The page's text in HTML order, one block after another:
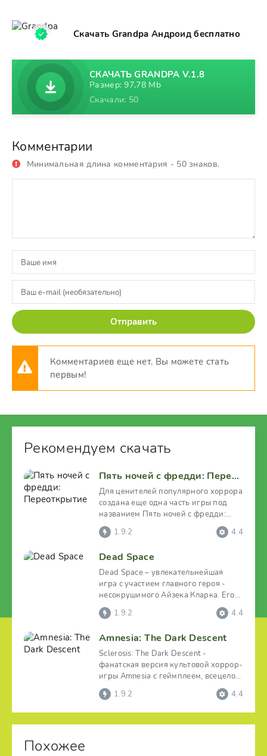
Скачать Grandpa Андроид бесплатно
СКАЧАТЬ GRANDPA V.1.8
Размер: 97,78 Mb
Скачали: 50
Комментарии
Минимальная длина комментария - 50 знаков.
Отправить
Комментариев еще нет. Вы можете стать
первым!
Рекомендуем скачать
Пять ночей с фредди: Переоткрытие
Для ценителей популярного хоррора
создана еще одна часть игры под
названием Пять ночей с фредди:
Переоткрытие. Здесь
1.9.2 4.4
Dead Space
Dead Space – увлекательнейшая
игра с участием главного героя -
несокрушимого Айзека Кларка. Его
отправляют на далёкую
1.9.2 4.4
Amnesia: The Dark Descent
Sclerosis: The Dark Descent -
фанатская версия культовой хоррор-
игры Amnesia с геймплеем, всецело
адаптированным под
1.9.2 4.4
Похожее